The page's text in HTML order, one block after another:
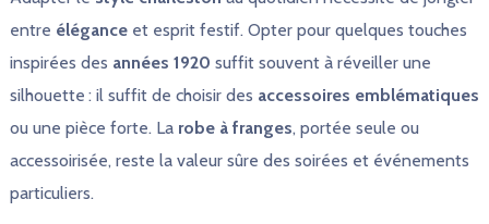
entre éléganceet esprit festif. Opter pour quelques touches
inspirées des années 1920 suffit souvent à réveiller une
silhouette : il suffit de choisir des accessoires emblématiques
ou une pièce forte. La robe à franges, portée seule ou
accessoirisée, reste la valeur sûre des soirées et événements
particuliers.